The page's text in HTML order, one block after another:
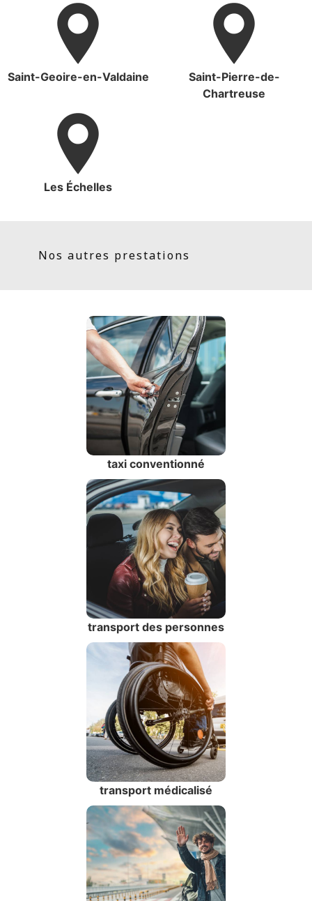
Saint-Geoire-en-Valdaine
Saint-Pierre-de-
Chartreuse
Les Échelles
Nos autres prestations
taxi conventionné
transport des personnes
transport médicalisé